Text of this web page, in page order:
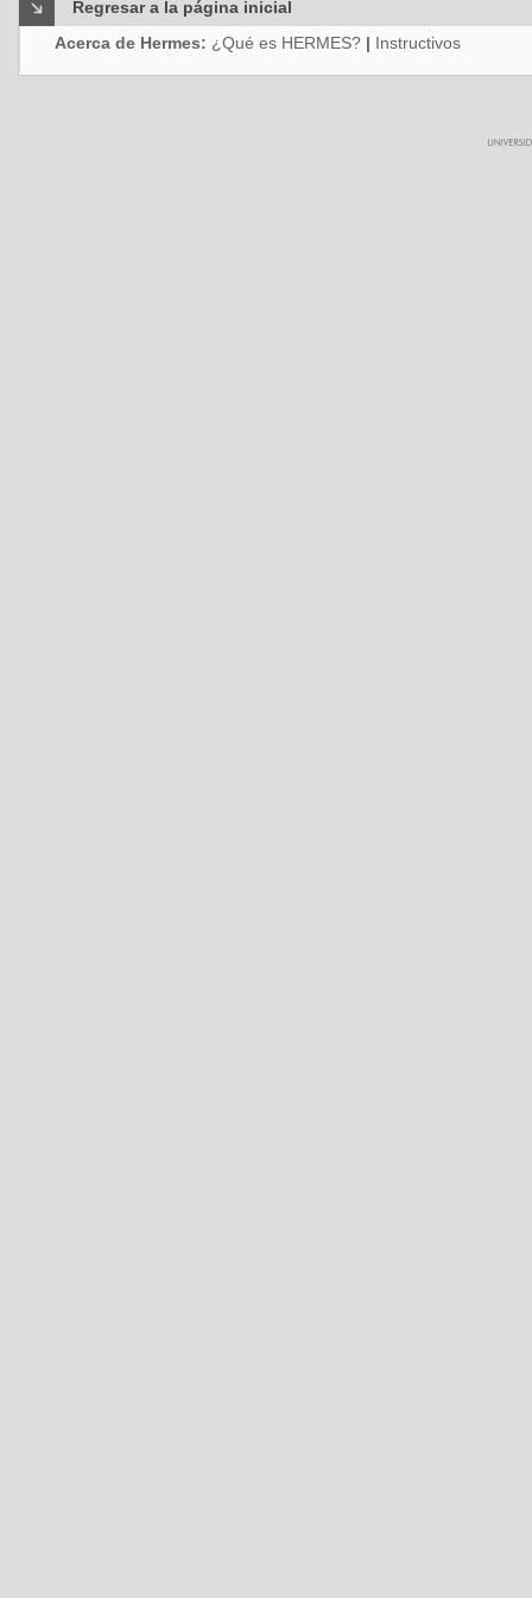
Regresar a la página inicial
Acerca de Hermes: ¿Qué es HERMES? | Instructivos